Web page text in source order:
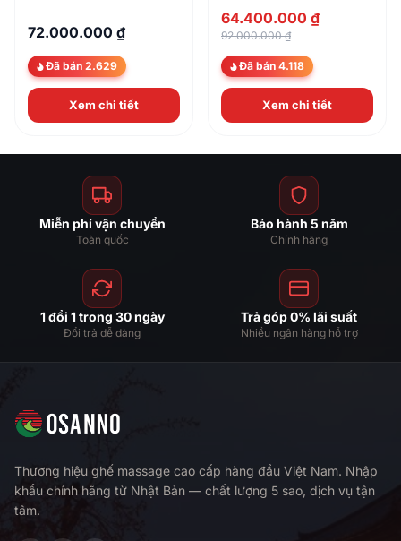
72.000.000 ₫
Đã bán 2.629
Xem chi tiết
64.400.000 ₫
92.000.000 ₫
Đã bán 4.118
Xem chi tiết
Miễn phí vận chuyển
Toàn quốc
Bảo hành 5 năm
Chính hãng
1 đổi 1 trong 30 ngày
Đổi trả dễ dàng
Trả góp 0% lãi suất
Nhiều ngân hàng hỗ trợ
Thương hiệu ghế massage cao cấp hàng đầu Việt Nam. Nhập
khẩu chính hãng từ Nhật Bản — chất lượng 5 sao, dịch vụ tận
tâm.